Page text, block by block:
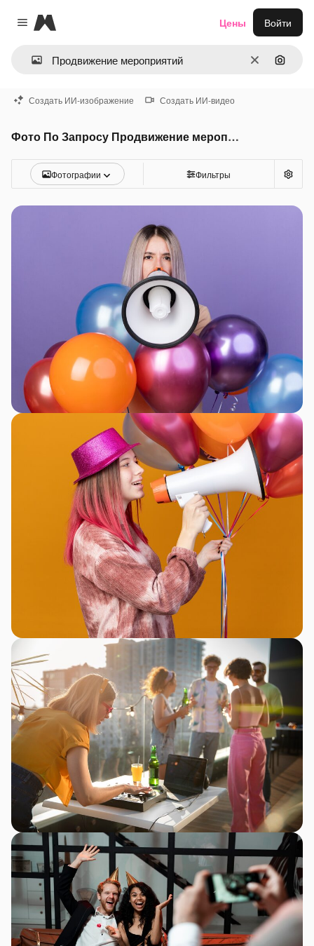
Close menu
Magnific
ОчиститьПоиск
Цены Войти
Создать ИИ-изображение Создать ИИ-видео
Фото По Запросу Продвижение мероприятий
Фотографии Фильтры